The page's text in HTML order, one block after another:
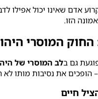
אדם שאינו יכול
הזו.
המוסרי
גם בלב המוסרי של
– הופכים את נסיבות מותו לא
חיים